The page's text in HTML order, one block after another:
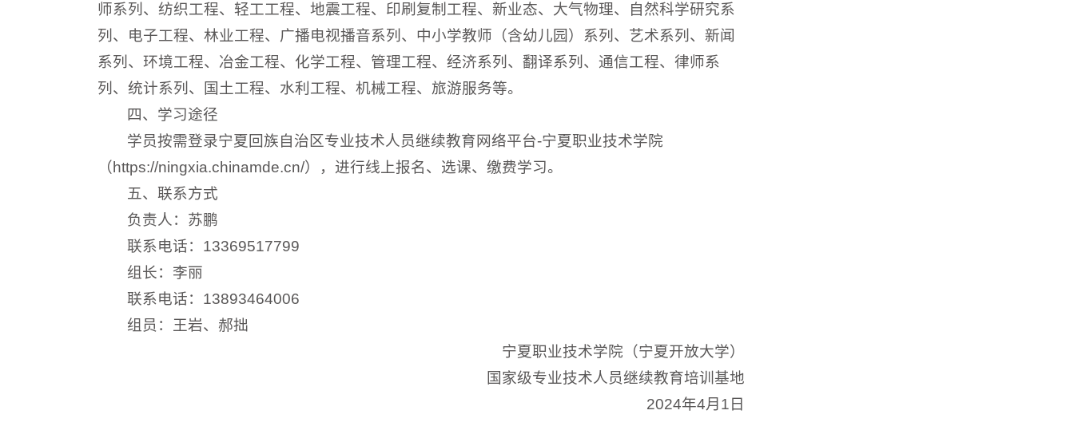
师系列、纺织工程、轻工工程、地震工程、印刷复制工程、新业态、大气物理、自然科学研究系
列、电子工程、林业工程、广播电视播音系列、中小学教师（含幼儿园）系列、艺术系列、新闻
系列、环境工程、冶金工程、化学工程、管理工程、经济系列、翻译系列、通信工程、律师系
列、统计系列、国土工程、水利工程、机械工程、旅游服务等。
四、学习途径
学员按需登录宁夏回族自治区专业技术人员继续教育网络平台-宁夏职业技术学院
（https://ningxia.chinamde.cn/），进行线上报名、选课、缴费学习。
五、联系方式
负责人：苏鹏
联系电话：13369517799
组长：李丽
联系电话：13893464006
组员：王岩、郝拙
宁夏职业技术学院（宁夏开放大学）
国家级专业技术人员继续教育培训基地
2024年4月1日